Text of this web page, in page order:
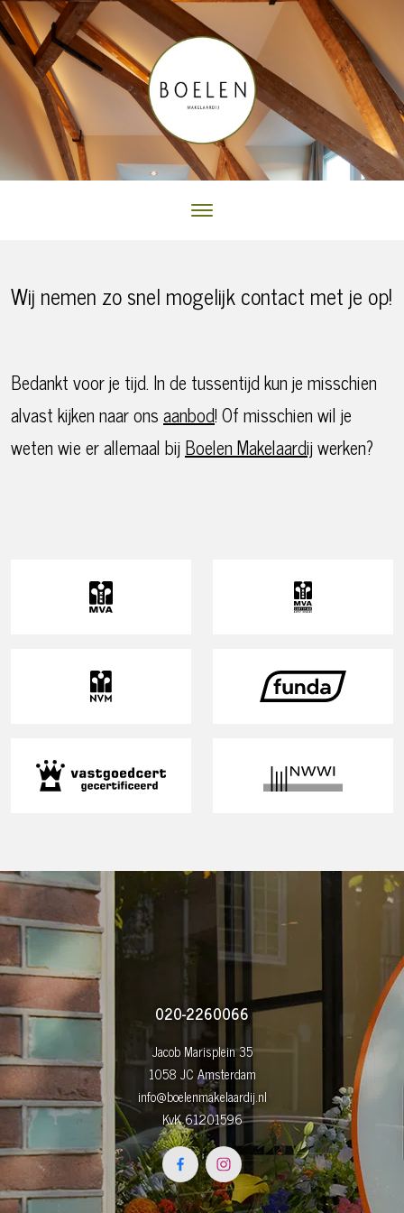
Wij nemen zo snel mogelijk contact met je op!
Bedankt voor je tijd. In de tussentijd kun je misschien
alvast kijken naar onsaanbod! Of misschien wil je
weten wie er allemaal bij Boelen Makelaardijwerken?
020-2260066
Jacob Marisplein 35
1058 JC Amsterdam
info@boelenmakelaardij.nl
KvK 61201596